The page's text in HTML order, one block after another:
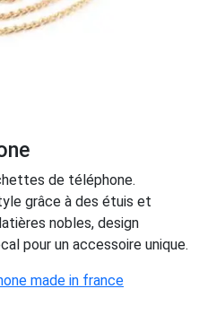
de téléphone.
grâce à des étuis et
nobles, design
pour un accessoire unique.
made in france